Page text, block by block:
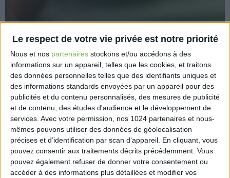
Le respect de votre vie privée est notre priorité
Nous et nos partenaires stockons et/ou accédons à des
informations sur un appareil, telles que les cookies, et traitons
des données personnelles telles que des identifiants uniques et
des informations standards envoyées par un appareil pour des
publicités et du contenu personnalisés, des mesures de publicité
et de contenu, des études d'audience et le développement de
services. Avec votre permission, nos 1024 partenaires et nous-
mêmes pouvons utiliser des données de géolocalisation
précises et d’identification par scan d'appareil. En cliquant, vous
pouvez consentir aux traitements décrits précédemment. Vous
pouvez également refuser de donner votre consentement ou
accéder à des informations plus détaillées et modifier vos
Les personnes dont la valeur du patrimoine
immobilier est supérieure à 1,3 million d’euros sont
soumises, sauf cas d’exonération, à l’impôt sur la
fortune immobilière (IFI). L’évaluation correcte des
biens est donc un enjeu particulièrement important.
L’application d’un abattement à la valeur des biens
occupés par un locataire ou détenus en indivision
peut permettre, dans certains cas, de diminuer
l’assiette imposable.